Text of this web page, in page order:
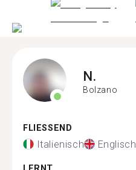
N.
Bolzano
FLIESSEND
Italienisch Englisch